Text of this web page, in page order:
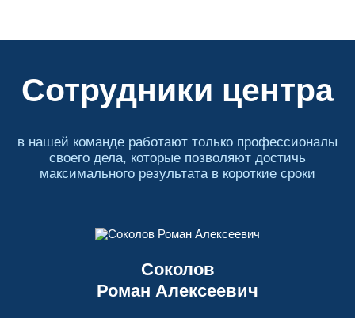
Сотрудники центра
в нашей команде работают только профессионалы
своего дела, которые позволяют достичь
максимального результата в короткие сроки
Соколов
Роман Алексеевич